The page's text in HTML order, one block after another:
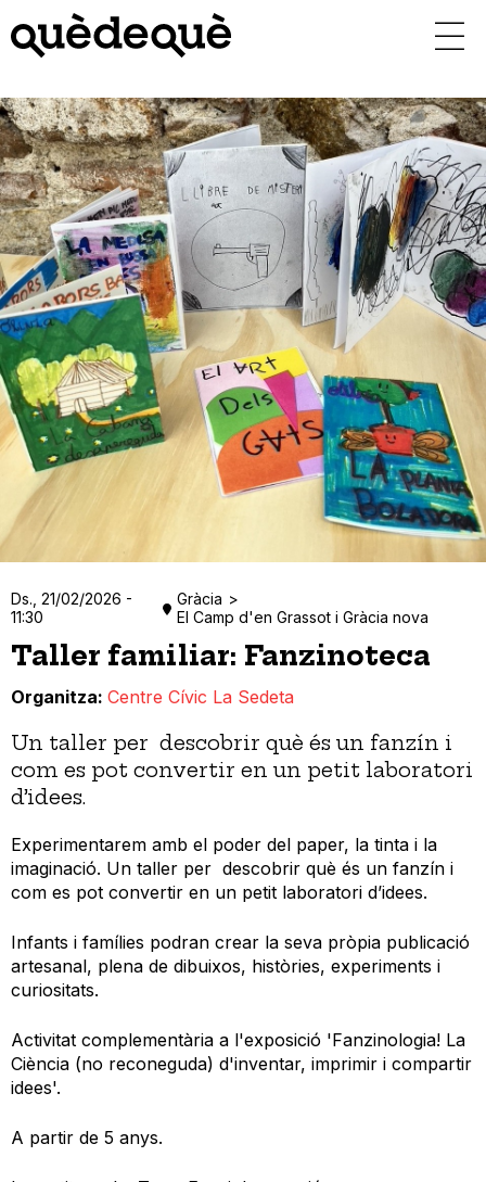
contingut
Ds., 21/02/2026 -
11:30
Gràcia
El Camp d'en Grassot i Gràcia nova
Taller familiar: Fanzinoteca
Organitza Centre Cívic La Sedeta
Un taller per descobrir què és un fanzín i
com es pot convertir en un petit laboratori
d’idees.
Experimentarem amb el poder del paper, la tinta i la
imaginació. Un taller per descobrir què és un fanzín i
com es pot convertir en un petit laboratori d’idees.
Infants i famílies podran crear la seva pròpia publicació
artesanal, plena de dibuixos, històries, experiments i
curiositats.
Activitat complementària a l'exposició 'Fanzinologia! La
Ciència (no reconeguda) d'inventar, imprimir i compartir
idees'.
A partir de 5 anys.